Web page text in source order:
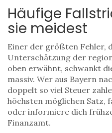
Häufige
sie meidest
Einer der größten Fehler,
Unterschätzung der
oben erwähnt, schwankt
massiv. Wer aus Bayern
doppelt so viel Steuer
höchsten möglichen Satz,
oder informiere dich
Finanzamt.